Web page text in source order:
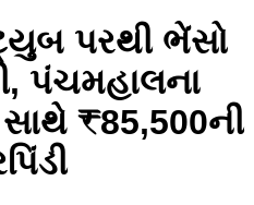
પરથી ભેંસો
પંચમહાલના
₹85,500ની